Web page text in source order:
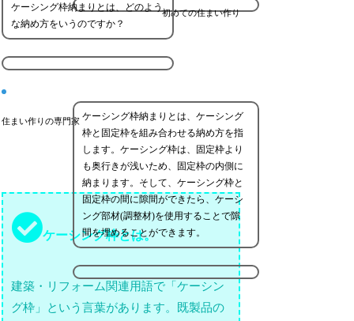
初めての住まい作り
ケーシング枠納まりとは、どのよう
な納め方をいうのですか？
住まい作りの専門家 ケーシング枠納まりとは、ケーシング
枠と固定枠を組み合わせる納め方を指
します。ケーシング枠は、固定枠より
も奥行きが浅いため、固定枠の内側に
納まります。そして、ケーシング枠と
固定枠の間に隙間ができたら、ケーシ
ング部材(調整材)を使用することで隙
間を埋めることができます。
ケーシング枠とは。
建築・リフォーム関連用語で「ケーシン
グ枠」という言葉があります。既製品の